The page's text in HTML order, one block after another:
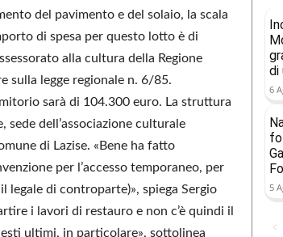
del pavimento e del solaio, la scala
di spesa per questo lotto è di
alla cultura della Regione
sulla legge regionale n. 6/85.
sarà di 104.300 euro. La struttura
dell’associazione culturale
di Lazise. «Bene ha fatto
per l’accesso temporaneo, per
legale di controparte)», spiega Sergio
i lavori di restauro e non c’è quindi il
ultimi, in particolare», sottolinea
di
6
5